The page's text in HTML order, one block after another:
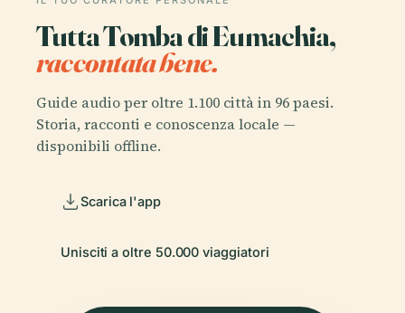
Tutta Tomba di Eumachia,
raccontata bene.
Guide audio per oltre 1.100 città in 96 paesi.
Storia, racconti e conoscenza locale —
disponibili offline.
Scarica l'app
Unisciti a oltre 50.000 viaggiatori